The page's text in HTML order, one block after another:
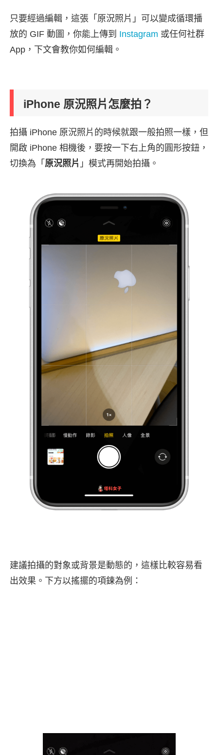
只要經過編輯，這張「原況照片」可以變成循環播
放的 GIF 動圖，你能上傳到 Instagram 或任何社群
App，下文會教你如何編輯。
iPhone 原況照片怎麼拍？
拍攝 iPhone 原況照片的時候就跟一般拍照一樣，但
開啟 iPhone 相機後，要按一下右上角的圓形按鈕，
切換為「 原況照片 」模式再開始拍攝。
建議拍攝的對象或背景是動態的，這樣比較容易看
出效果。下方以搖擺的項鍊為例：